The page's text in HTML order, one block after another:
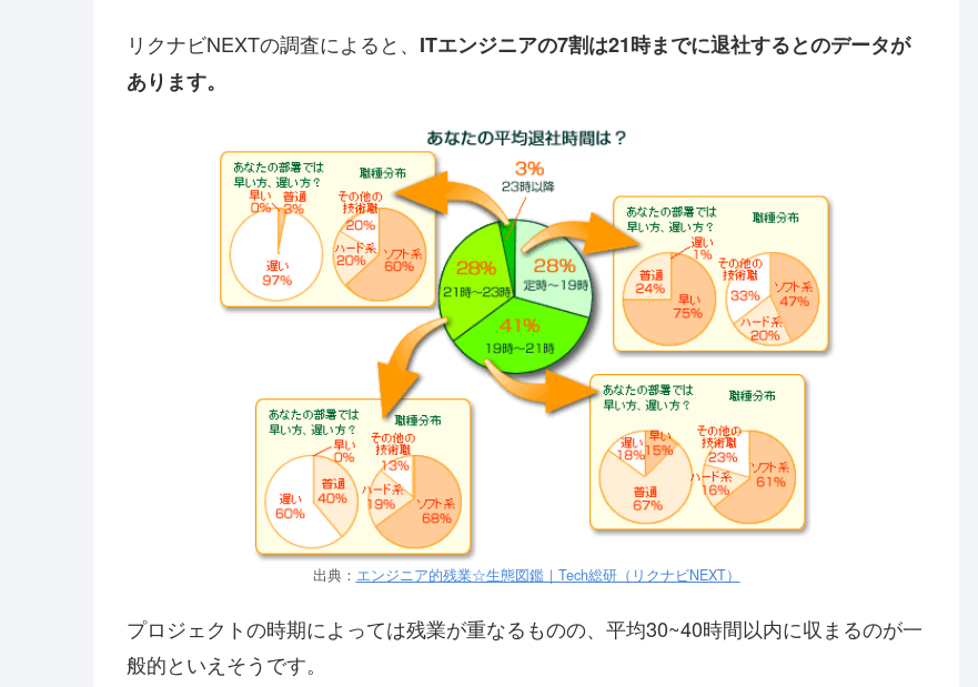
リクナビNEXTの調査によると、 ITエンジニアの7割は21時までに退社するとのデータが
あります。
出典： エンジニア的残業☆生態図鑑｜Tech総研（リクナビNEXT）
プロジェクトの時期によっては残業が重なるものの、平均30~40時間以内に収まるのが一
般的といえそうです。